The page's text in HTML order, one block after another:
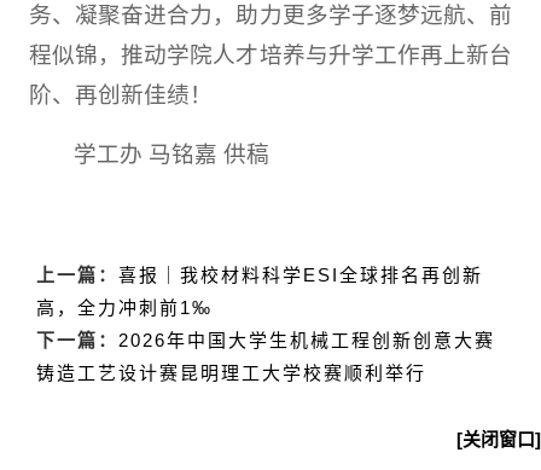
务、凝聚奋进合力，助力更多学子逐梦远航、前
程似锦，推动学院人才培养与升学工作再上新台
阶、再创新佳绩！
学工办 马铭嘉 供稿
上一篇： 喜报｜我校材料科学ESI全球排名再创新
高，全力冲刺前1‰
下一篇： 2026年中国大学生机械工程创新创意大赛
铸造工艺设计赛昆明理工大学校赛顺利举行
[关闭窗口]